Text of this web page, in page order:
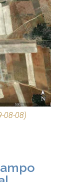
08-08)